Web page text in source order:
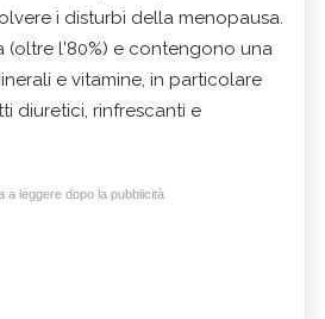
i disturbi della menopausa.
(oltre l'80%) e contengono una
e vitamine, in particolare
diuretici, rinfrescanti e
a leggere dopo la pubblicità